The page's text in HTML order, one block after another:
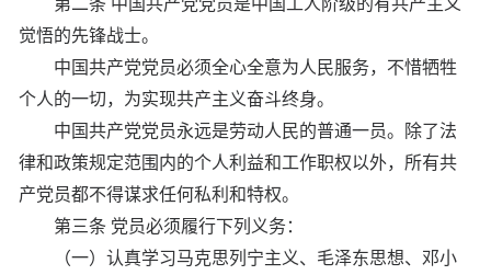
觉悟的先锋战士。
中国共产党党员必须全心全意为人民服务，不惜牺牲
个人的一切，为实现共产主义奋斗终身。
中国共产党党员永远是劳动人民的普通一员。除了法
律和政策规定范围内的个人利益和工作职权以外，所有共
产党员都不得谋求任何私利和特权。
第三条 党员必须履行下列义务：
（一）认真学习马克思列宁主义、毛泽东思想、邓小